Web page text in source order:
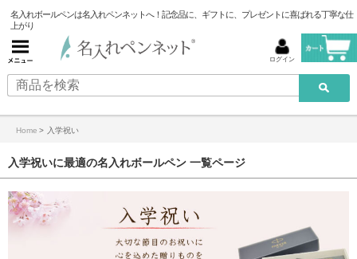
名入れボールペンは名入れペンネットへ！記念品に、ギフトに、プレゼントに喜ばれる丁寧な仕
上がり
ログイン
Home > 入学祝い
入学祝いに最適の名入れボールペン 一覧ページ